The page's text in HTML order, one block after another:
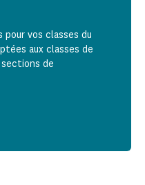
vos classes du
aux classes de
de